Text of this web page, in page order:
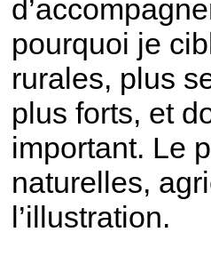
pourquoi je
rurales, plus
plus forts, et
important. Le
naturelles,
l’illustration.